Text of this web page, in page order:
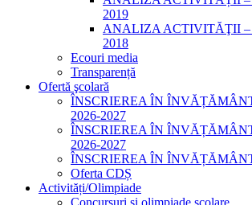
2019
ANALIZA ACTIVITĂŢII –
2018
Ecouri media
Transparență
Ofertă şcolară
ÎNSCRIEREA ÎN
2026-2027
ÎNSCRIEREA ÎN
2026-2027
ÎNSCRIEREA ÎN
Oferta CDȘ
Activități/Olimpiade
Concursuri și olimpiade școlare